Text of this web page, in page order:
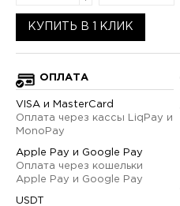
КУПИТЬ В 1 КЛИК
ОПЛАТА
VISA и MasterCard
Оплата через кассы LiqPay и
MonoPay
Apple Pay и Google Pay
Оплата через кошельки
Apple Pay и Google Pay
USDT